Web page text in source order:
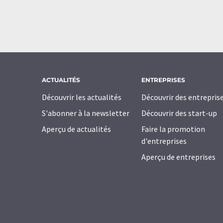
ACTUALITÉS
Découvrir les actualités
S'abonner à la newsletter
Aperçu de actualités
ENTREPRISES
Découvrir des
Découvrir des start-up
Faire la promotion
d'entreprises
Aperçu de entreprises